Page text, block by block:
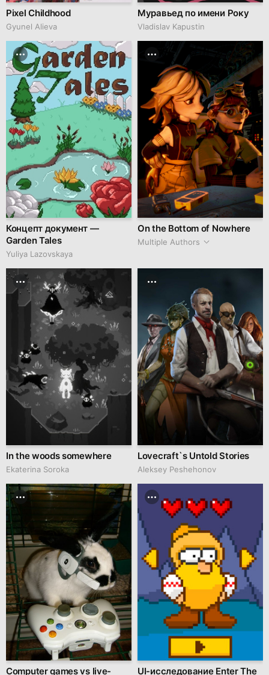
Pixel Childhood
Gyunel Alieva
Муравьед по имени Року
Vladislav Kapustin
Концепт документ —
Garden Tales
Yuliya Lazovskaya
On the Bottom of Nowhere
Multiple Authors
In the woods somewhere
Ekaterina Soroka
Lovecraft`s Untold Stories
Aleksey Peshehonov
Computer games vs live- UI-исследование Enter The